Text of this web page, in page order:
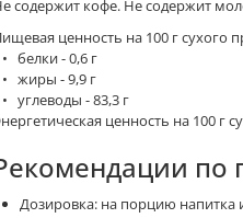
содержит кофе. Не содержит
ценность на 100 г сухого
• белки - 0,6 г
• жиры - 9,9 г
• углеводы - 83,3 г
ценность на 100 г
по
Дозировка: на порцию напитка